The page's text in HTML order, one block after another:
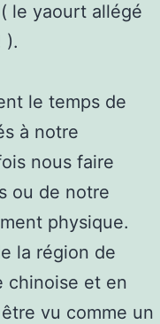
le yaourt allégé
).
le temps de
à notre
nous faire
ou de notre
physique.
la région de
chinoise et en
vu comme un